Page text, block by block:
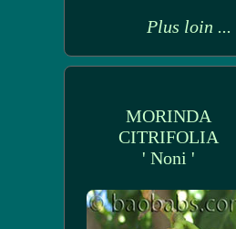
Plus loin ...
MORINDA
CITRIFOLIA
' Noni '